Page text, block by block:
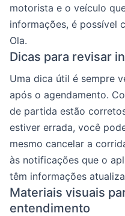
motorista e o veículo
informações, é possível
Ola.
Dicas para revisar
Uma dica útil é sempre
após o agendamento.
de partida estão
estiver errada, você
mesmo cancelar a
às notificações que o
têm informações
Materiais visuais
entendimento